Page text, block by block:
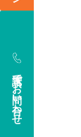
電話でお問い合わせ